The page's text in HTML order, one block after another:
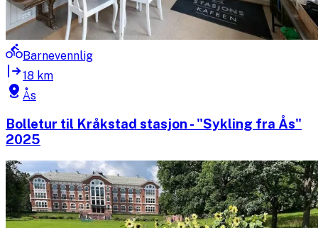
Barnevennlig
18 km
Ås
Bolletur til Kråkstad stasjon - "Sykling fra Ås"
2025